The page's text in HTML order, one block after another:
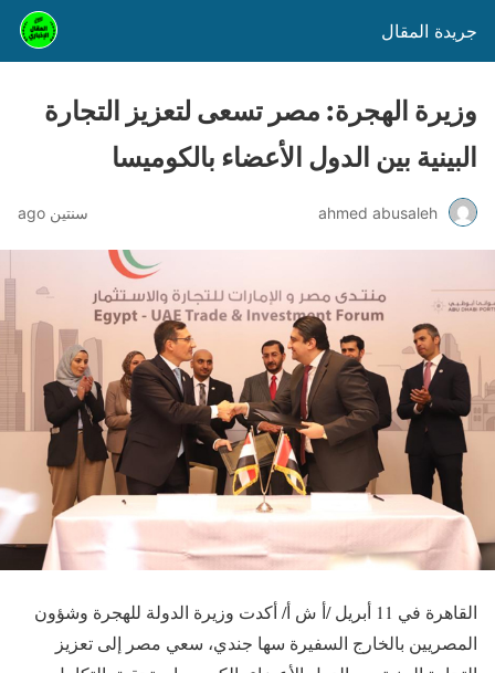
جريدة المقال
وزيرة الهجرة: مصر تسعى لتعزيز التجارة
البينية بين الدول الأعضاء بالكوميسا
ahmed abusaleh سنتين ago
القاهرة في 11 أبريل /أ ش أ/ أكدت وزيرة الدولة للهجرة وشؤون
المصريين بالخارج السفيرة سها جندي، سعي مصر إلى تعزيز